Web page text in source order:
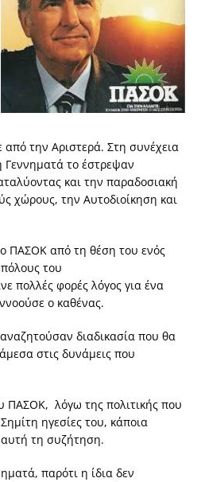
την Αριστερά. Στη συνέχεια
το έστρεψαν
και την παραδοσιακή
χώρους, την Αυτοδιοίκηση και
ΠΑΣΟΚ από τη θέση του ενός
του
πολλές φορές λόγος για ένα
ο καθένας.
διαδικασία που θα
στις δυνάμεις που
ΠΑΣΟΚ, λόγω της πολιτικής που
ηγεσίες του, κάποια
τη συζήτηση.
παρότι η ίδια δεν